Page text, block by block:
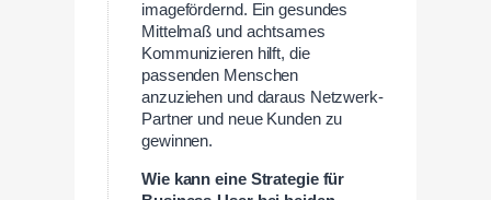
imagefördernd. Ein gesundes
Mittelmaß und achtsames
Kommunizieren hilft, die
passenden Menschen
anzuziehen und daraus Netzwerk-
Partner und neue Kunden zu
gewinnen.
Wie kann eine Strategie für